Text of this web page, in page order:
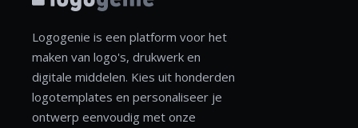
Logogenie is een platform voor het
maken van logo's, drukwerk en
digitale middelen. Kies uit honderden
logotemplates en personaliseer je
ontwerp eenvoudig met onze